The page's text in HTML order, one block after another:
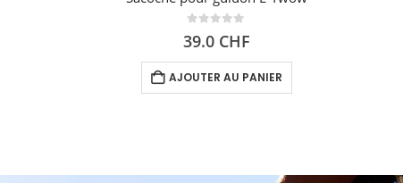
39.0 CHF
AJOUTER AU PANIER